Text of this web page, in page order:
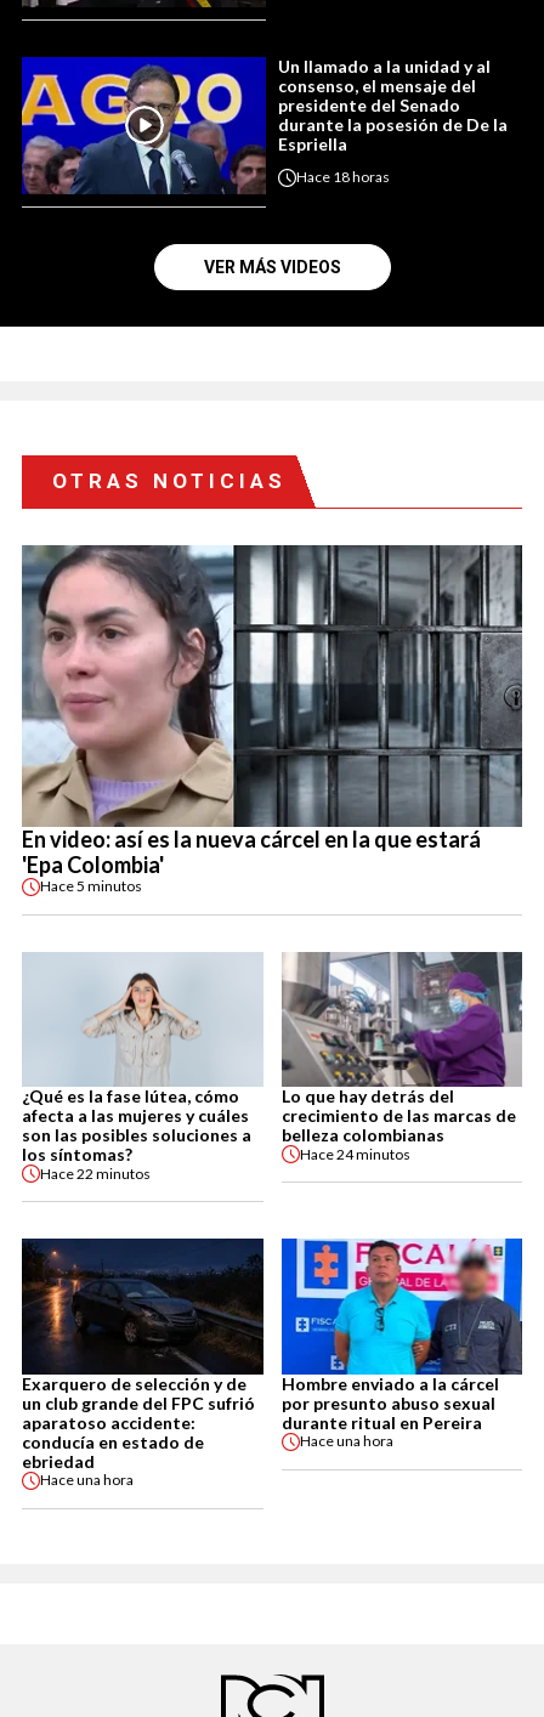
Un llamado a la unidad y al
consenso, el mensaje del
presidente del Senado
durante la posesión de De la
Espriella
Hace 18 horas
VER MÁS VIDEOS
OTRAS NOTICIAS
En video: así es la nueva cárcel en la que estará
'Epa Colombia'
Hace5 minutos
¿Qué es la fase lútea, cómo
afecta a las mujeres y cuáles
son las posibles soluciones a
los síntomas?
Hace22 minutos
Lo que hay detrás del
crecimiento de las marcas de
belleza colombianas
Hace24 minutos
Exarquero de selección y de
un club grande del FPC sufrió
aparatoso accidente:
conducía en estado de
ebriedad
Haceuna hora
Hombre enviado a la cárcel
por presunto abuso sexual
durante ritual en Pereira
Haceuna hora